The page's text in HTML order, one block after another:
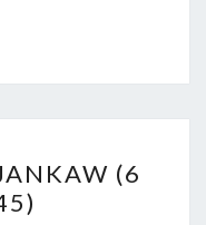
(6